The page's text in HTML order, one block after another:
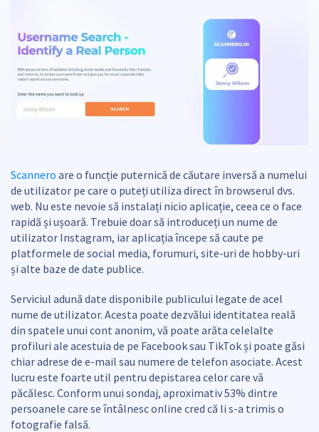
Scannero are o funcție puternică de căutare inversă a numelui
de utilizator pe care o puteți utiliza direct în browserul dvs.
web. Nu este nevoie să instalați nicio aplicație, ceea ce o face
rapidă și ușoară. Trebuie doar să introduceți un nume de
utilizator Instagram, iar aplicația începe să caute pe
platformele de social media, forumuri, site-uri de hobby-uri
și alte baze de date publice.
Serviciul adună date disponibile publicului legate de acel
nume de utilizator. Acesta poate dezvălui identitatea reală
din spatele unui cont anonim, vă poate arăta celelalte
profiluri ale acestuia de pe Facebook sau TikTok și poate găsi
chiar adrese de e-mail sau numere de telefon asociate. Acest
lucru este foarte util pentru depistarea celor care vă
păcălesc. Conform unui sondaj, aproximativ 53% dintre
persoanele care se întâlnesc online cred că li s-a trimis o
fotografie falsă.